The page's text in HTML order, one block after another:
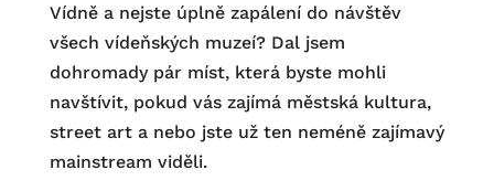
Vídně a nejste úplně zapálení do návštěv
všech vídeňských muzeí? Dal jsem
dohromady pár míst, která byste mohli
navštívit, pokud vás zajímá městská kultura,
street art a nebo jste už ten neméně zajímavý
mainstream viděli.